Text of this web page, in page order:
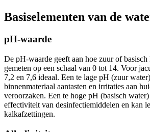
Basiselementen van de
pH-waarde
De pH-waarde geeft aan hoe zuur of
gemeten op een schaal van 0 tot 14. Voor
7,2 en 7,6 ideaal. Een te lage pH (zuur
binnenmateriaal aantasten en irritaties aan
veroorzaken. Een te hoge pH (basisch
effectiviteit van desinfectiemiddelen en kan
kalkafzettingen.